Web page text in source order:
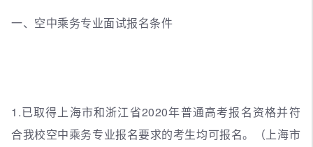
一、空中乘务专业面试报名条件
1.已取得上海市和浙江省2020年普通高考报名资格并符
合我校空中乘务专业报名要求的考生均可报名。（上海市